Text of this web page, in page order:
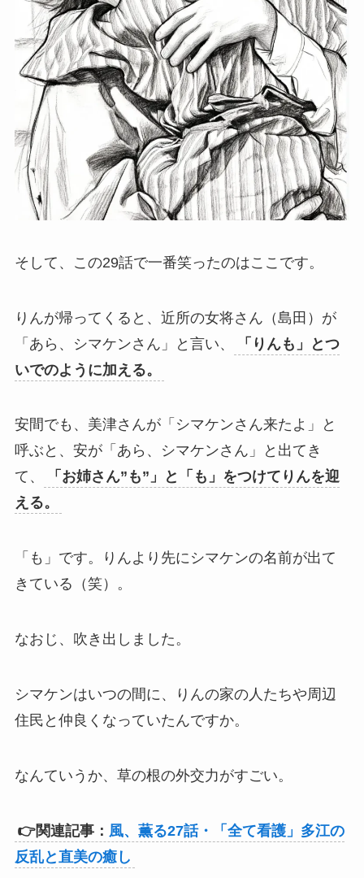
そして、この29話で一番笑ったのはここです。
りんが帰ってくると、近所の女将さん（島田）が
「あら、シマケンさん」と言い、
「りんも」とつ
いでのように加える。
安間でも、美津さんが「シマケンさん来たよ」と
呼ぶと、安が「あら、シマケンさん」と出てき
て、
「お姉さん”も”」と「も」をつけてりんを迎
える。
「も」です。りんより先にシマケンの名前が出て
きている（笑）。
なおじ、吹き出しました。
シマケンはいつの間に、りんの家の人たちや周辺
住民と仲良くなっていたんですか。
なんていうか、草の根の外交力がすごい。
👉関連記事： 風、薫る27話・「全て看護」多江の
反乱と直美の癒し